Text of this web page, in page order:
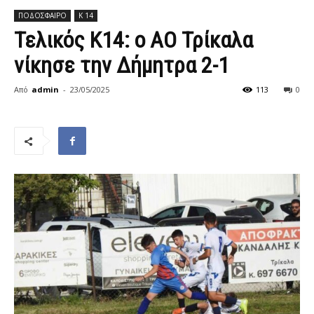
ΠΟΔΟΣΦΑΙΡΟ Κ 14
Τελικός Κ14: ο ΑΟ Τρίκαλα
νίκησε την Δήμητρα 2-1
Από admin - 23/05/2025 0
113